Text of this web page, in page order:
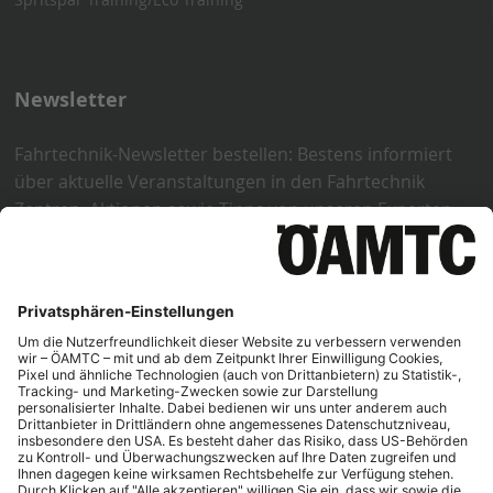
Newsletter
Fahrtechnik-Newsletter bestellen: Bestens informiert
über aktuelle Veranstaltungen in den Fahrtechnik
Zentren, Aktionen sowie Tipps von unseren Experten.
Weitere Informationen zum Datenschutz im Bereich
Newsletter und Marketing-Einwilligung der ÖAMTC
https://www.oeamtc.at/fahrtechnik/faqs/
fahrtechnik-11075345
Jetzt anmelden
Kontakt ÖAMTC-Adressen AGB Impressum
Nutzungsbedingungen